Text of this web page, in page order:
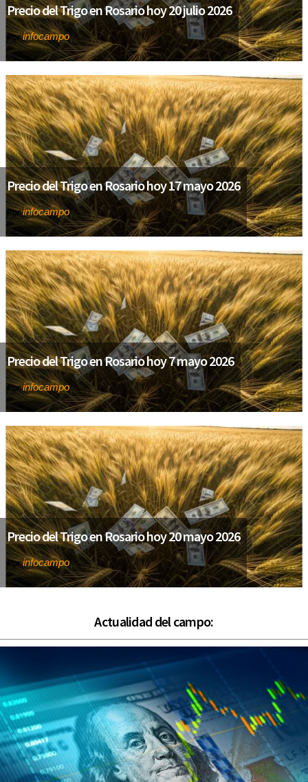
Precio del Trigo en Rosario hoy 20 julio 2026
Porinfocampo
Precio del Trigo en Rosario hoy 17 mayo 2026
Porinfocampo
Precio del Trigo en Rosario hoy 7 mayo 2026
Porinfocampo
Precio del Trigo en Rosario hoy 20 mayo 2026
Porinfocampo
Actualidad del campo: